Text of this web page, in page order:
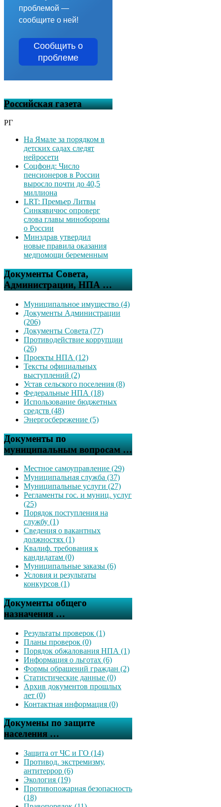
проблемой —
сообщите о ней!
Сообщить о
проблеме
Российская газета
РГ
На Ямале за порядком в
детских садах следят
нейросети
Соцфонд: Число
пенсионеров в России
выросло почти до 40,5
миллиона
LRT: Премьер Литвы
Синкявичюс опроверг
слова главы минобороны
о России
Минздрав утвердил
новые правила оказания
медпомощи беременным
Документы Совета,
Администрации, НПА …
Муниципальное имущество (4)
Документы Администрации
(206)
Документы Совета (77)
Противодействие коррупции
(26)
Проекты НПА (12)
Тексты официальных
выступлений (2)
Устав сельского поселения (8)
Федеральные НПА (18)
Использование бюджетных
средств (48)
Энергосбережение (5)
Документы по
муниципальным вопросам …
Местное самоуправление (29)
Муниципальная служба (37)
Муниципальные услуги (27)
Регламенты гос. и муниц. услуг
(25)
Порядок поступления на
службу (1)
Сведения о вакантных
должностях (1)
Квалиф. требования к
кандидатам (0)
Муниципальные заказы (6)
Условия и результаты
конкурсов (1)
Документы общего
назначения …
Результаты проверок (1)
Планы проверок (0)
Порядок обжалования НПА (1)
Информация о льготах (6)
Формы обращений граждан (2)
Статистические данные (0)
Архив документов прошлых
лет (0)
Контактная информация (0)
Докумены по защите
населения …
Защита от ЧС и ГО (14)
Противод. экстремизму,
антитеррор (6)
Экология (19)
Противопожарная безопасность
(18)